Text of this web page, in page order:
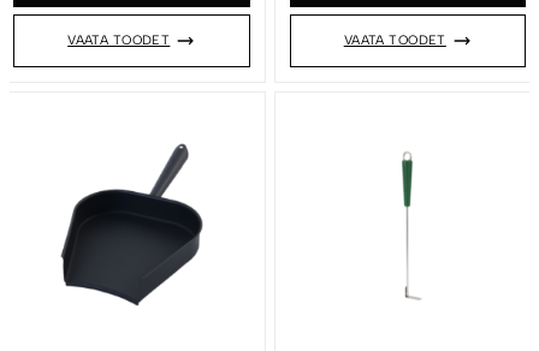
VAATA TOODET VAATA TOODET